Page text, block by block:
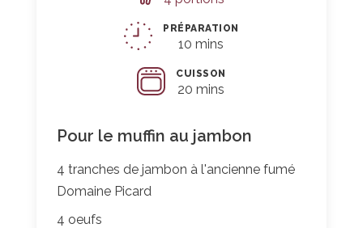
PRÉPARATION
10 mins
CUISSON
20 mins
Pour le muffin au jambon
4 tranches de jambon à l'ancienne fumé
Domaine Picard
4 oeufs